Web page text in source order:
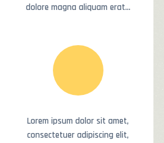
dolore magna aliquam erat…
Lorem ipsum dolor sit amet,
consectetuer adipiscing elit,